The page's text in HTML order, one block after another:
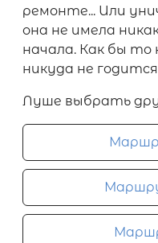
ремонте... Или
она не имела
начала. Как бы
никуда не
Луше выбрать